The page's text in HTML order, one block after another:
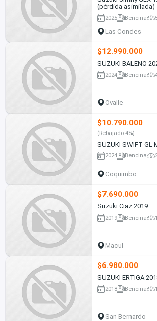
(pérdida asimilada)
2025 Bencina
Las Condes
$12.990.000
SUZUKI BALENO
2024 Bencina
Ovalle
$10.790.000
(Rebajado 4%)
SUZUKI SWIFT GL
2024 Bencina
Coquimbo
$7.690.000
Suzuki Ciaz 2019
2019 Bencina
Macul
$6.980.000
SUZUKI ERTIGA
2018 Bencina
San Bernardo